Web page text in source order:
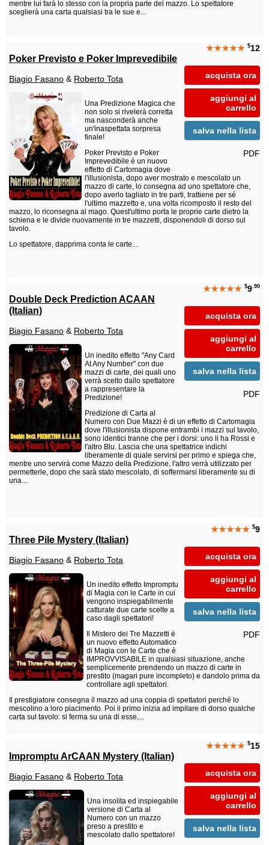
mentre lui farà lo stesso con la propria parte del mazzo. Lo spettatore
sceglierà una carta qualsiasi tra le sue e...
★★★★★ $12
acquista ora
aggiungi al
carrello
salva nella lista
PDF
Poker Previsto e Poker Imprevedibile
Biagio Fasano & Roberto Tota
Una Predizione Magica che
non solo si rivelerà corretta
ma nasconderà anche
un'inaspettata sorpresa
finale!
Poker Previsto e Poker
Imprevedibile è un nuovo
effetto di Cartomagia dove
l'illusionista, dopo aver mostrato e mescolato un
mazzo di carte, lo consegna ad uno spettatore che,
dopo averlo tagliato in tre parti, trattiene per sé
l'ultimo mazzetto e, una volta ricomposto il resto del
mazzo, lo riconsegna al mago. Quest'ultimo porta le proprie carte dietro la
schiena e le divide nuovamente in tre mazzetti, disponendoli di dorso sul
tavolo.
Lo spettatore, dapprima conta le carte...
★★★★★ $9.90
acquista ora
aggiungi al
carrello
salva nella lista
PDF
Double Deck Prediction ACAAN
(Italian)
Biagio Fasano & Roberto Tota
Un inedito effetto "Any Card
At Any Number" con due
mazzi di carte, dei quali uno
verrà scelto dallo spettatore
a rappresentare la
Predizione!
Predizione di Carta al
Numero con Due Mazzi è di un effetto di Cartomagia
dove l'illusionista dispone entrambi i mazzi sul tavolo,
sono identici tranne che per i dorsi: uno li ha Rossi e
l'altro Blu. Lascia che una spettatrice indichi
liberamente di quale servirsi per primo e spiega che,
mentre uno servirà come Mazzo della Predizione, l'altro verrà utilizzato per
permetterle, dopo che sarà stato mescolato, di soffermarsi liberamente su di
una...
★★★★★ $9
acquista ora
aggiungi al
carrello
salva nella lista
PDF
Three Pile Mystery (Italian)
Biagio Fasano & Roberto Tota
Un inedito effetto Impromptu
di Magia con le Carte in cui
vengono inspiegabilmente
catturate due carte scelte a
caso dagli spettatori!
Il Mistero dei Tre Mazzetti è
un nuovo effetto Automatico
di Magia con le Carte che è
IMPROVVISABILE in qualsiasi situazione, anche
semplicemente prendendo un mazzo di carte in
prestito (magari pure incompleto) e dandolo prima da
controllare agli spettatori.
Il prestigiatore consegna il mazzo ad una coppia di spettatori perché lo
mescolino a loro piacimento. Poi il primo inizia ad impilare di dorso qualche
carta sul tavolo: si ferma su una di esse,...
★★★★★ $15
acquista ora
aggiungi al
carrello
salva nella lista
Impromptu ArCAAN Mystery (Italian)
Biagio Fasano & Roberto Tota
Una insolita ed inspiegabile
versione di Carta al
Numero con un mazzo
preso a prestito e
mescolato dallo spettatore!